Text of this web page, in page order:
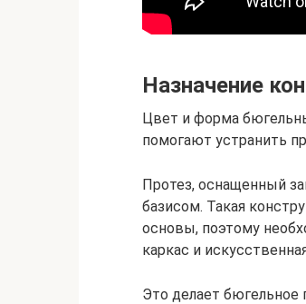
Назначение
Цвет и форма
помогают устранить
Протез, оснащенный
базисом. Такая
основы, поэтому
каркас и
Это делает бюгельное